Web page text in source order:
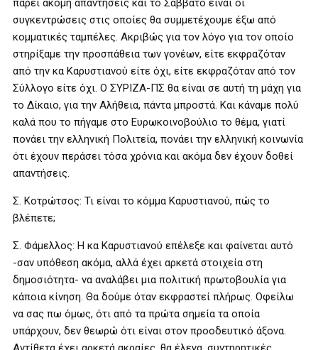
πάρει ακόμη απαντήσεις και το Σάββατο είναι οι
συγκεντρώσεις στις οποίες θα συμμετέχουμε έξω από
κομματικές ταμπέλες. Ακριβώς για τον λόγο για τον οποίο
στηρίξαμε την προσπάθεια των γονέων, είτε εκφραζόταν
από την κα Καρυστιανού είτε όχι, είτε εκφραζόταν από τον
Σύλλογο είτε όχι. Ο ΣΥΡΙΖΑ-ΠΣ θα είναι σε αυτή τη μάχη για
το Δίκαιο, για την Αλήθεια, πάντα μπροστά. Και κάναμε πολύ
καλά που το πήγαμε στο Ευρωκοινοβούλιο το θέμα, γιατί
πονάει την ελληνική Πολιτεία, πονάει την ελληνική κοινωνία
ότι έχουν περάσει τόσα χρόνια και ακόμα δεν έχουν δοθεί
απαντήσεις.
Σ. Κοτρώτσος: Τι είναι το κόμμα Καρυστιανού, πώς το
βλέπετε;
Σ. Φάμελλος: Η κα Καρυστιανού επέλεξε και φαίνεται αυτό
-σαν υπόθεση ακόμα, αλλά έχει αρκετά στοιχεία στη
δημοσιότητα- να αναλάβει μια πολιτική πρωτοβουλία για
κάποια κίνηση. Θα δούμε όταν εκφραστεί πλήρως. Οφείλω
να σας πω όμως, ότι από τα πρώτα σημεία τα οποία
υπάρχουν, δεν θεωρώ ότι είναι στον προοδευτικό άξονα.